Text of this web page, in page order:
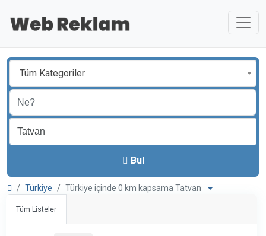
Tüm Kategoriler
Bul
Türkiye Türkiye içinde 0 km kapsama Tatvan
Tüm Listeler